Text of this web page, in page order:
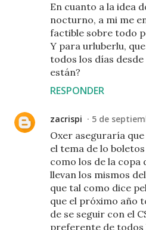
En cuanto a la idea
nocturno, a mi me
factible sobre todo
Y para urluberlu,
todos los días
están?
RESPONDER
zacrispi 5 de
Oxer aseguraría
el tema de lo
como los de la copa
llevan los mismos
que tal como dice
que el próximo año
de se seguir con el
preferente de todos